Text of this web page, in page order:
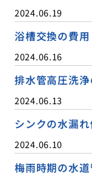
2024.06.19
浴槽交換の費
2024.06.16
排水管高圧洗
2024.06.13
シンクの水漏
2024.06.10
梅雨時期の水